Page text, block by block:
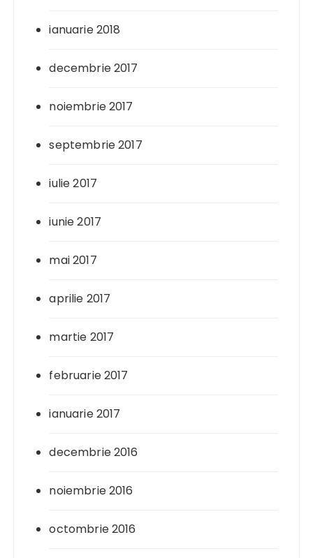
ianuarie 2018
decembrie 2017
noiembrie 2017
septembrie 2017
iulie 2017
iunie 2017
mai 2017
aprilie 2017
martie 2017
februarie 2017
ianuarie 2017
decembrie 2016
noiembrie 2016
octombrie 2016